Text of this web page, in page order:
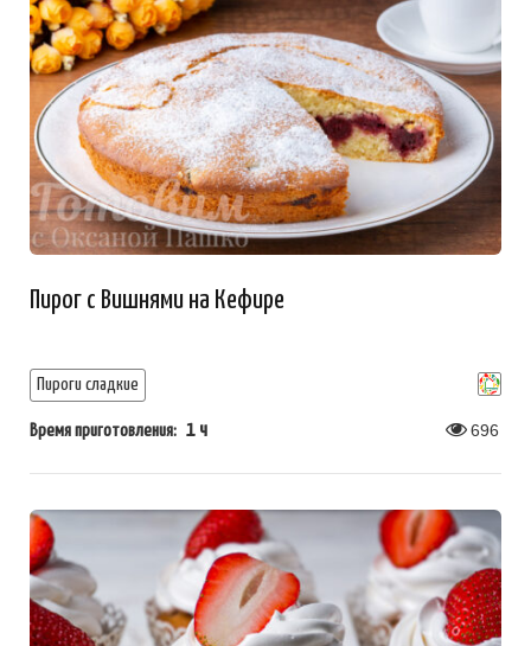
Пирог с Вишнями на Кефире
Пироги сладкие
Время приготовления: 1 ч 696